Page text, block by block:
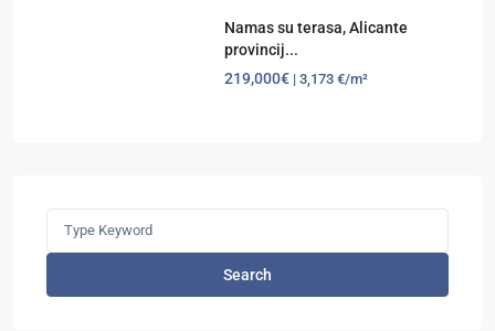
Namas su terasa, Alicante
provincij...
219,000€ | 3,173 €/m²
Search